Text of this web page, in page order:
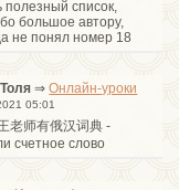
полезный список,
большое автору,
не понял номер 18
⇒Онлайн-уроки
05:01
老师有俄汉词典 -
счетное слово